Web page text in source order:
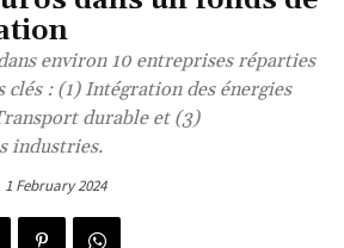
environ 10 entreprises réparties
clés : (1) Intégration des énergies
durable et (3)
industries.
1 February 2024